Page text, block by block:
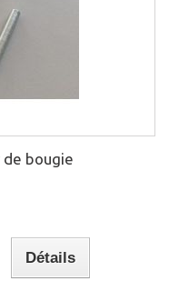
de bougie
Détails